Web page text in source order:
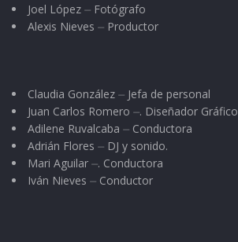
Joel López ⏤ Fotógrafo
Alexis Nieves ⏤ Productor
Claudia González ⏤ Jefa de personal
Juan Carlos Romero ⏤. Diseñador Gráfico
Adilene Ruvalcaba ⏤ Conductora
Adrián Flores ⏤ DJ y sonido.
Mari Aguilar ⏤. Conductora
Iván Nieves ⏤ Conductor